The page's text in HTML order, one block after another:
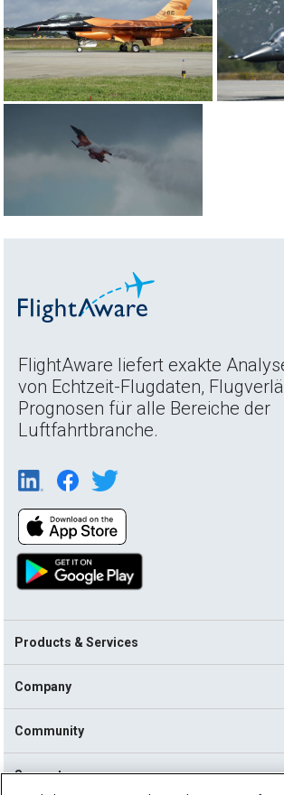
FlightAware liefert exakte
von Echtzeit-Flugdaten,
Prognosen für alle Bereiche der
Luftfahrtbranche.
Products & Services
Company
Community
Support